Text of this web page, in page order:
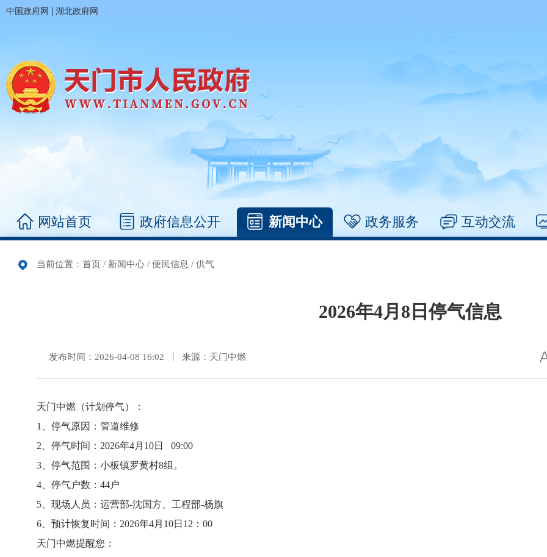
中国政府网 | 湖北政府网
网站首页 政府信息公开 新闻中心 政务服务 互动交流
当前位置： 首页 / 新闻中心 / 便民信息 / 供气
2026年4月8日停气信息
发布时间：2026-04-08 16:02 来源：天门中燃
天门中燃（计划停气）：
1、停气原因：管道维修
2、停气时间：2026年4月10日 09:00
3、停气范围：小板镇罗黄村8组。
4、停气户数：44户
5、现场人员：运营部-沈国方、工程部-杨旗
6、预计恢复时间：2026年4月10日12：00
天门中燃提醒您：